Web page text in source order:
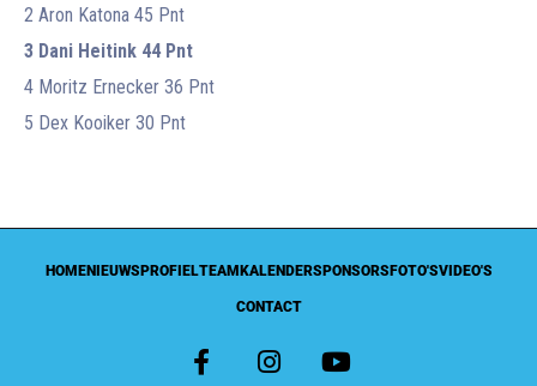
2 Aron Katona 45 Pnt
3 Dani Heitink 44 Pnt
4 Moritz Ernecker 36 Pnt
5 Dex Kooiker 30 Pnt
HOMENIEUWSPROFIELTEAMKALENDERSPONSORSFOTO'SVIDEO'S
CONTACT